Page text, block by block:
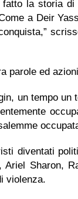
la storia
a Deir
parole ed
un tempo
diventati
Ariel Sharon,
violenza.